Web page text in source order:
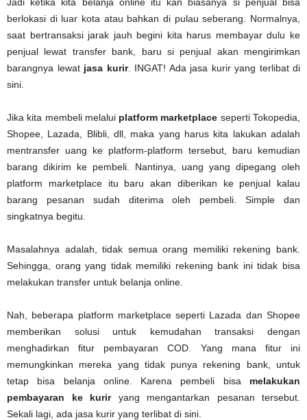
berlokasi di luar kota atau bahkan di pulau seberang. Normalnya,
saat bertransaksi jarak jauh begini kita harus membayar dulu ke
penjual lewat transfer bank, baru si penjual akan mengirimkan
barangnya lewat jasa kurir. INGAT! Ada jasa kurir yang terlibat di
sini.
Jika kita membeli melalui platform marketplace seperti Tokopedia,
Shopee, Lazada, Blibli, dll, maka yang harus kita lakukan adalah
mentransfer uang ke platform-platform tersebut, baru kemudian
barang dikirim ke pembeli. Nantinya, uang yang dipegang oleh
platform marketplace itu baru akan diberikan ke penjual kalau
barang pesanan sudah diterima oleh pembeli. Simple dan
singkatnya begitu.
Masalahnya adalah, tidak semua orang memiliki rekening bank.
Sehingga, orang yang tidak memiliki rekening bank ini tidak bisa
melakukan transfer untuk belanja online.
Nah, beberapa platform marketplace seperti Lazada dan Shopee
memberikan solusi untuk kemudahan transaksi dengan
menghadirkan fitur pembayaran COD. Yang mana fitur ini
memungkinkan mereka yang tidak punya rekening bank, untuk
tetap bisa belanja online. Karena pembeli bisa melakukan
pembayaran ke kuriryang mengantarkan pesanan tersebut.
Sekali lagi, ada jasa kurir yang terlibat di sini.